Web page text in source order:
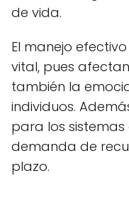
de vida.
El manejo
vital, pues
también la
individuos.
para los
demanda de
plazo.